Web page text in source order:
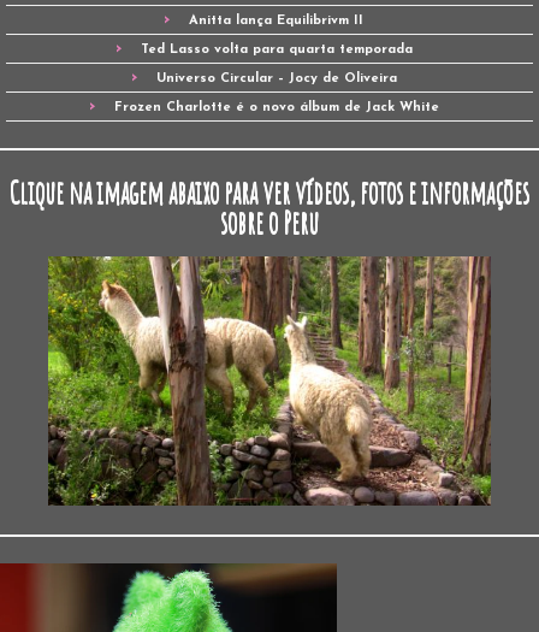
Anitta lança Equilibrivm II
Ted Lasso volta para quarta temporada
Universo Circular – Jocy de Oliveira
Frozen Charlotte é o novo álbum de Jack White
Clique na imagem abaixo para ver vídeos, fotos e informações
sobre o Peru